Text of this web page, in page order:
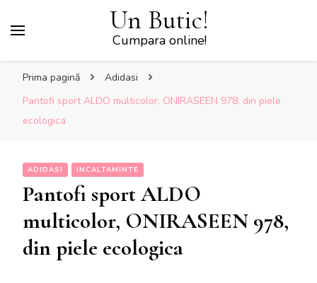
Un Butic!
Cumpara online!
Prima pagină
Adidasi
Pantofi sport ALDO multicolor, ONIRASEEN 978, din piele
ecologica
ADIDASI INCALTAMINTE
Pantofi sport ALDO
multicolor, ONIRASEEN 978,
din piele ecologica